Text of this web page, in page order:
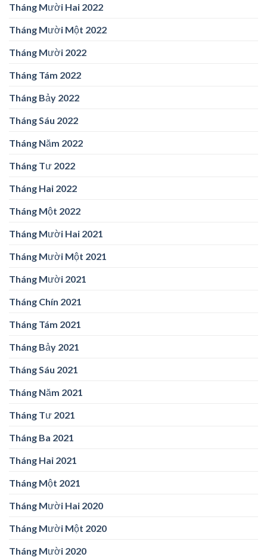
Tháng Mười Hai 2022
Tháng Mười Một 2022
Tháng Mười 2022
Tháng Tám 2022
Tháng Bảy 2022
Tháng Sáu 2022
Tháng Năm 2022
Tháng Tư 2022
Tháng Hai 2022
Tháng Một 2022
Tháng Mười Hai 2021
Tháng Mười Một 2021
Tháng Mười 2021
Tháng Chín 2021
Tháng Tám 2021
Tháng Bảy 2021
Tháng Sáu 2021
Tháng Năm 2021
Tháng Tư 2021
Tháng Ba 2021
Tháng Hai 2021
Tháng Một 2021
Tháng Mười Hai 2020
Tháng Mười Một 2020
Tháng Mười 2020